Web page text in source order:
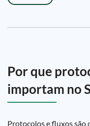
Por que
importam no
Protocolos e fluxos são